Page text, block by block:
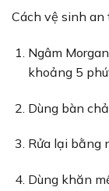
Cách vệ sinh an
Ngâm
khoảng 5
Dùng bàn
Rửa lại bằng
Dùng khăn